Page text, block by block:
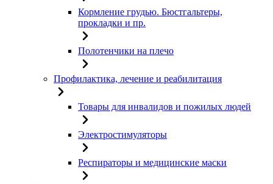
Кормление грудью. Бюстгальтеры,
прокладки и пр.
Полотенчики на плечо
Профилактика, лечение и реабилитация
Товары для инвалидов и пожилых людей
Электростимуляторы
Респираторы и медицинские маски